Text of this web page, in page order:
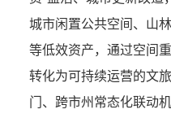
城市闲置公共空间、山
等低效资产，通过空间
转化为可持续运营的文
门、跨市州常态化联动